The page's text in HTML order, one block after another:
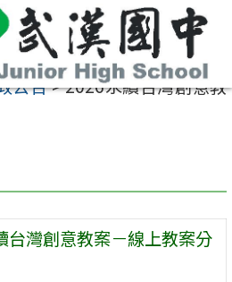
公告>2026永續台灣創意教
台灣創意教案－線上教案分